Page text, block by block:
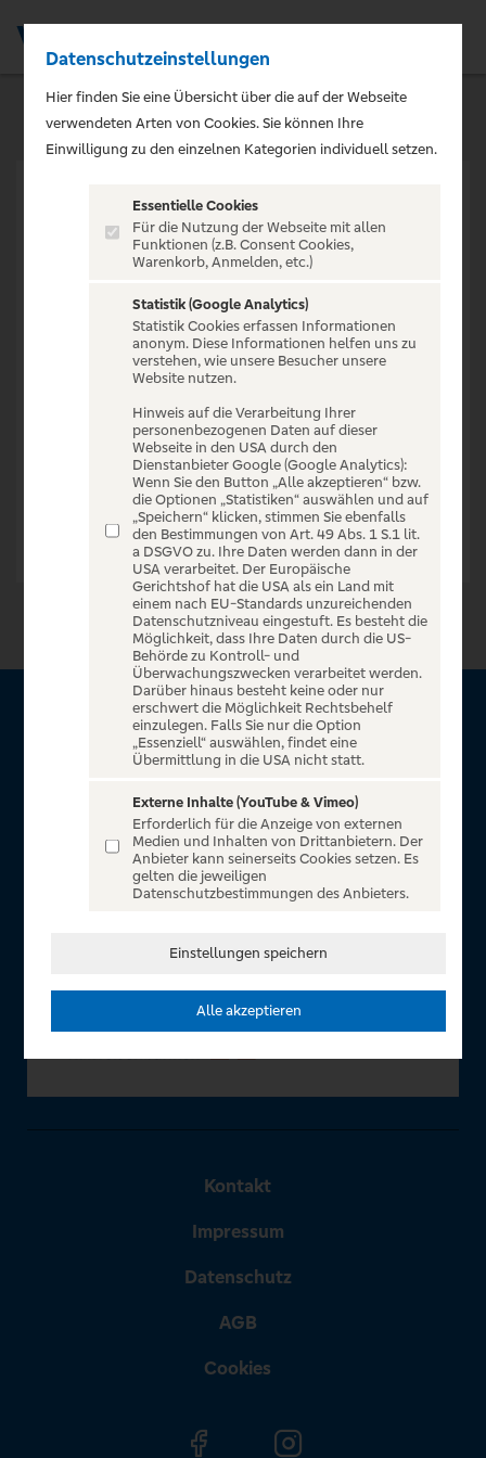
VERANSTALTUNG NICHT
GEFUNDEN
Zur Startseite
Über VR Entertain
für alle Kunden der Volksbanken Raiffeisenbanken. Auf
unserem einzigartigen Portal finden Sie Tickets für
atemberaubende Konzerte, Musicals und Shows, die
Fußball-Bundesliga sowie die Champions League und die
In Zusammenarbeit mit
Kontakt
Impressum
Datenschutz
AGB
Cookies
Datenschutzeinstellungen
Hier finden Sie eine Übersicht über die auf der Webseite
verwendeten Arten von Cookies. Sie können Ihre
Einwilligung zu den einzelnen Kategorien individuell setzen.
Essentielle Cookies
Für die Nutzung der Webseite mit allen
Funktionen (z.B. Consent Cookies,
Warenkorb, Anmelden, etc.)
Statistik (Google Analytics)
Statistik Cookies erfassen Informationen
anonym. Diese Informationen helfen uns zu
verstehen, wie unsere Besucher unsere
Website nutzen.
Hinweis auf die Verarbeitung Ihrer
personenbezogenen Daten auf dieser
Webseite in den USA durch den
Dienstanbieter Google (Google Analytics):
Wenn Sie den Button „Alle akzeptieren“ bzw.
die Optionen „Statistiken“ auswählen und auf
„Speichern“ klicken, stimmen Sie ebenfalls
den Bestimmungen von Art. 49 Abs. 1 S.1 lit.
a DSGVO zu. Ihre Daten werden dann in der
USA verarbeitet. Der Europäische
Gerichtshof hat die USA als ein Land mit
einem nach EU-Standards unzureichenden
Datenschutzniveau eingestuft. Es besteht die
Möglichkeit, dass Ihre Daten durch die US-
Behörde zu Kontroll- und
Überwachungszwecken verarbeitet werden.
Darüber hinaus besteht keine oder nur
erschwert die Möglichkeit Rechtsbehelf
einzulegen. Falls Sie nur die Option
„Essenziell“ auswählen, findet eine
Übermittlung in die USA nicht statt.
Externe Inhalte (YouTube & Vimeo)
Erforderlich für die Anzeige von externen
Medien und Inhalten von Drittanbietern. Der
Anbieter kann seinerseits Cookies setzen. Es
gelten die jeweiligen
Datenschutzbestimmungen des Anbieters.
Einstellungen speichern
Alle akzeptieren